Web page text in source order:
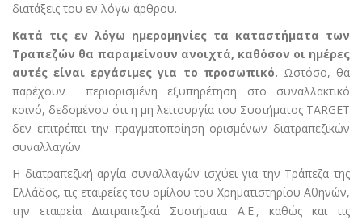
διατάξεις του εν λόγω άρθρου.
Κατά τις εν λόγω ημερομηνίες τα καταστήματα των
Τραπεζών θα παραμείνουν ανοιχτά, καθόσον οι ημέρες
αυτές είναι εργάσιμες για το προσωπικό. Ωστόσο, θα
παρέχουν περιορισμένη εξυπηρέτηση στο συναλλακτικό
κοινό, δεδομένου ότι η μη λειτουργία του Συστήματος TARGET
δεν επιτρέπει την πραγματοποίηση ορισμένων διατραπεζικών
συναλλαγών.
Η διατραπεζική αργία συναλλαγών ισχύει για την Τράπεζα της
Ελλάδος, τις εταιρείες του ομίλου του Χρηματιστηρίου Αθηνών,
την εταιρεία Διατραπεζικά Συστήματα Α.Ε., καθώς και τις